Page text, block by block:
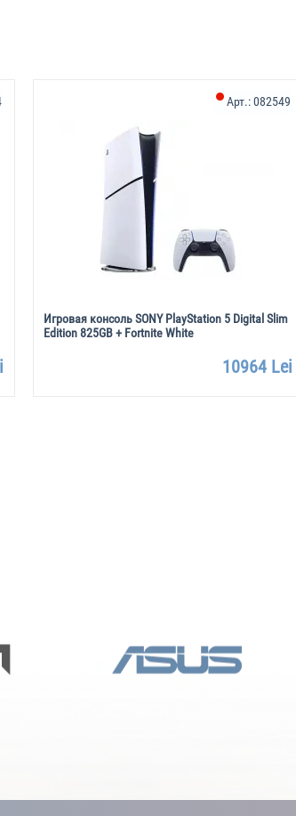
Игровая консоль SONY PlayStation 5 Digital Slim
Edition 825GB + Fortnite White
Арт.:082549
10964 Lei